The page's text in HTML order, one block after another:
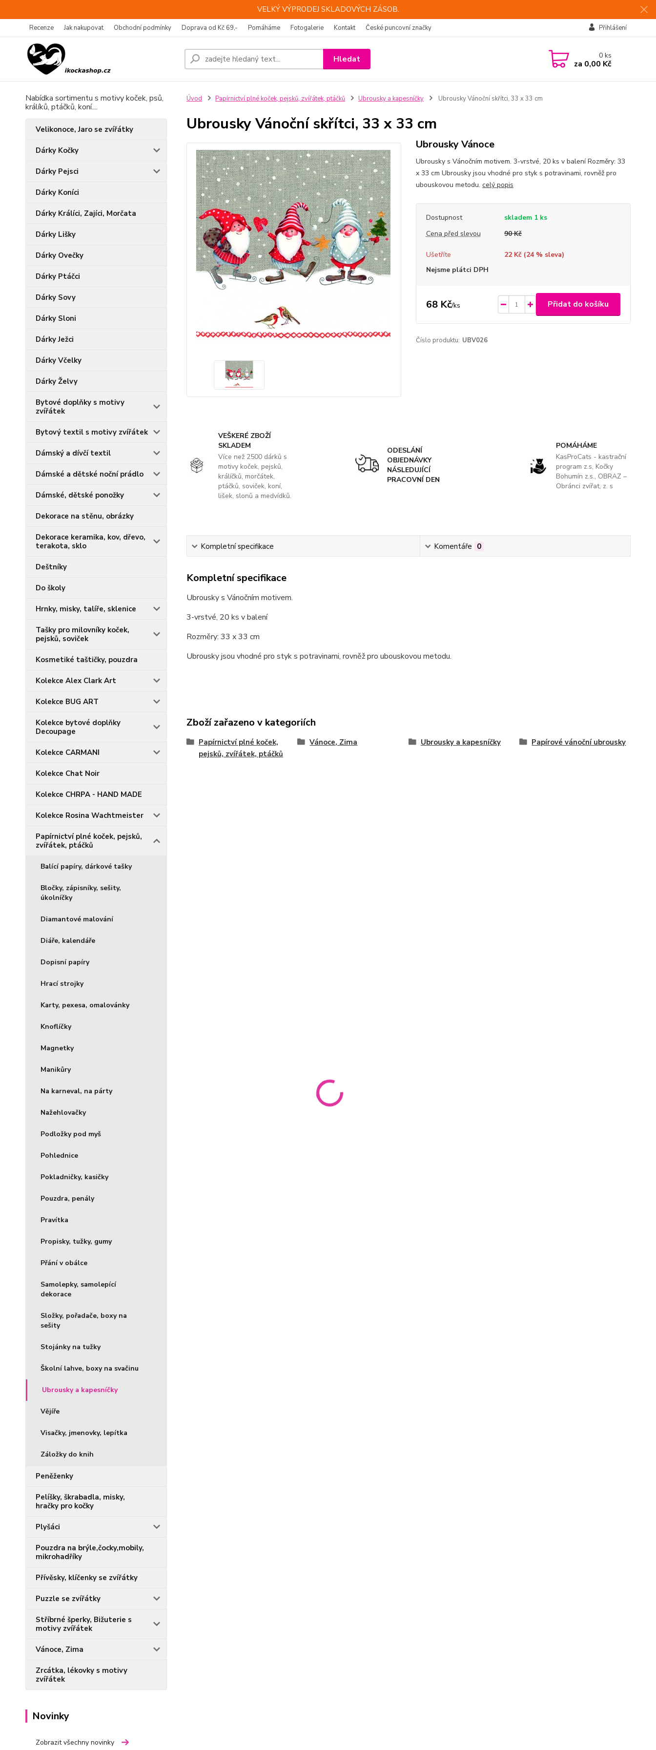
VELKÝ VÝPRODEJ SKLADOVÝCH ZÁSOB.
Recenze Jak nakupovat Obchodní podmínky Doprava od Kč 69,- Pomáháme Fotogalerie Kontakt České puncovní značky Přihlášení
Hledat 0ks
za 0,00 Kč
Nabídka sortimentu s motivy koček, psů,
králíků, ptáčků, koní....
Velikonoce, Jaro se zvířátky
Dárky Kočky
Dárky Pejsci
Dárky Koníci
Dárky Králíci, Zajíci, Morčata
Dárky Lišky
Dárky Ovečky
Dárky Ptáčci
Dárky Sovy
Dárky Sloni
Dárky Ježci
Dárky Včelky
Dárky Želvy
Bytové doplňky s motivy
zvířátek
Bytový textil s motivy zvířátek
Dámský a dívčí textil
Dámské a dětské noční prádlo
Dámské, dětské ponožky
Dekorace na stěnu, obrázky
Dekorace keramika, kov, dřevo,
terakota, sklo
Deštníky
Do školy
Hrnky, misky, talíře, sklenice
Tašky pro milovníky koček,
pejsků, soviček
Kosmetiké taštičky, pouzdra
Kolekce Alex Clark Art
Kolekce BUG ART
Kolekce bytové doplňky
Decoupage
Kolekce CARMANI
Kolekce Chat Noir
Kolekce CHRPA - HAND MADE
Kolekce Rosina Wachtmeister
Papírnictví plné koček, pejsků,
zvířátek, ptáčků
Balící papíry, dárkové tašky
Bločky, zápisníky, sešity,
úkolníčky
Diamantové malování
Diáře, kalendáře
Dopisní papíry
Hrací strojky
Karty, pexesa, omalovánky
Knoflíčky
Magnetky
Manikůry
Na karneval, na párty
Nažehlovačky
Podložky pod myš
Pohlednice
Pokladničky, kasičky
Pouzdra, penály
Pravítka
Propisky, tužky, gumy
Přání v obálce
Samolepky, samolepící
dekorace
Složky, pořadače, boxy na
sešity
Stojánky na tužky
Školní lahve, boxy na svačinu
Ubrousky a kapesníčky
Vějíře
Visačky, jmenovky, lepítka
Záložky do knih
Peněženky
Pelíšky, škrabadla, misky,
hračky pro kočky
Plyšáci
Pouzdra na brýle,čocky,mobily,
mikrohadříky
Přívěsky, klíčenky se zvířátky
Puzzle se zvířátky
Stříbrné šperky, Bižuterie s
motivy zvířátek
Vánoce, Zima
Zrcátka, lékovky s motivy
zvířátek
Novinky
Zobrazit všechny novinky
Úvod Papírnictví plné koček, pejsků, zvířátek, ptáčků Ubrousky a kapesníčky Ubrousky Vánoční skřítci, 33 x 33 cm
Ubrousky Vánoční skřítci, 33 x 33 cm
Ubrousky Vánoce
Ubrousky s Vánočním motivem. 3-vrstvé, 20 ks v balení Rozměry: 33
x 33 cm Ubrousky jsou vhodné pro styk s potravinami, rovněž pro
ubouskovou metodu. celý popis
Dostupnost
skladem 1 ks
Cena před slevou
90 Kč
Ušetříte 22 Kč (24% sleva)
Nejsme plátci DPH
68 Kč/ks Přidat do košíku
Číslo produktu: UBV026
VEŠKERÉ ZBOŽÍ
SKLADEM
Více než 2500 dárků s
motivy koček, pejsků,
králíčků, morčátek,
ptáčků, soviček, koní,
lišek, slonů a medvídků.
ODESLÁNÍ
OBJEDNÁVKY
NÁSLEDUJÍCÍ
PRACOVNÍ DEN
POMÁHÁME
KasProCats - kastrační
program z.s, Kočky
Bohumín z.s., OBRAZ –
Obránci zvířat, z. s
Kompletní specifikace Komentáře 0
Kompletní specifikace
Ubrousky s Vánočním motivem.
3-vrstvé, 20 ks v balení
Rozměry: 33 x 33 cm
Ubrousky jsou vhodné pro styk s potravinami, rovněž pro ubouskovou metodu.
Zboží zařazeno v kategoriích
Papírnictví plné koček,
pejsků, zvířátek, ptáčků
Vánoce, Zima Ubrousky a kapesníčky Papírové vánoční ubrousky